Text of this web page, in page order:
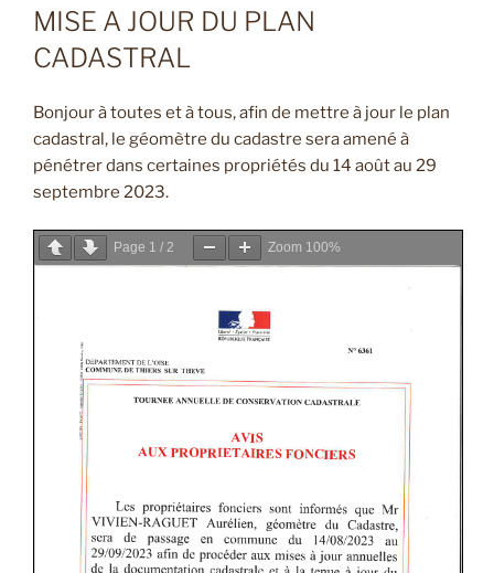
LE
MISE A JOUR DU PLAN
CADASTRAL
Bonjour à toutes et à tous, afin de mettre à jour le plan
cadastral, le géomètre du cadastre sera amené à
pénétrer dans certaines propriétés du 14 août au 29
septembre 2023.
Page 1 / 2 Zoom 100%